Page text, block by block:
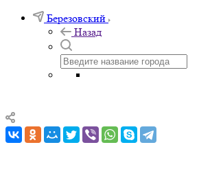
Березовский
Назад